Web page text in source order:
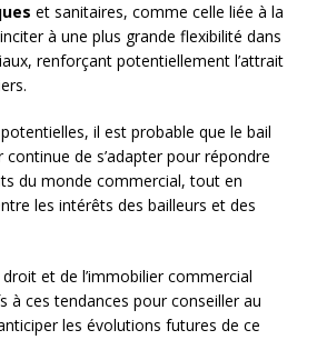
et sanitaires, comme celle liée à la
à une plus grande flexibilité dans
renforçant potentiellement l’attrait
il est probable que le bail
de s’adapter pour répondre
du monde commercial, tout en
les intérêts des bailleurs et des
et de l’immobilier commercial
à ces tendances pour conseiller au
les évolutions futures de ce